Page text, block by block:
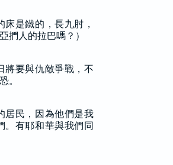
床是鐵的，長九肘，
捫人的拉巴嗎？）
將要與仇敵爭戰，不
。
居民，因為他們是我
。有耶和華與我們同